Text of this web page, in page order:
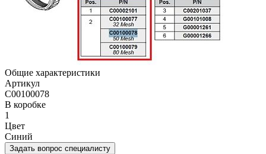
Общие характеристики
Артикул
C00100078
В коробке
1
Цвет
Синий
Задать вопрос специалисту